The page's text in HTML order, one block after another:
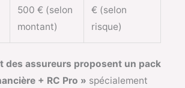
500 € (selon
montant)
€ (selon
risque)
des assureurs proposent un pack
+ RC Pro » spécialement